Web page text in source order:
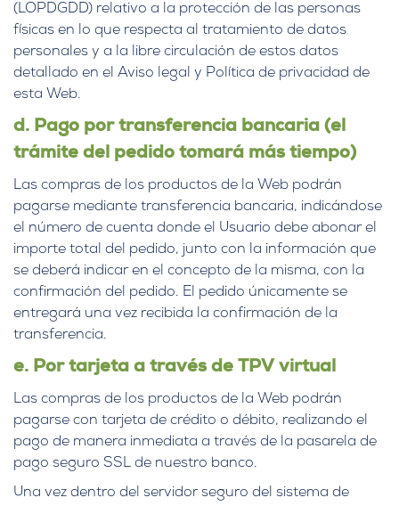
(LOPDGDD) relativo a la protección de las personas
físicas en lo que respecta al tratamiento de datos
personales y a la libre circulación de estos datos
detallado en el Aviso legal y Política de privacidad de
esta Web.
d. Pago por transferencia bancaria (el
trámite del pedido tomará más tiempo)
Las compras de los productos de la Web podrán
pagarse mediante transferencia bancaria, indicándose
el número de cuenta donde el Usuario debe abonar el
importe total del pedido, junto con la información que
se deberá indicar en el concepto de la misma, con la
confirmación del pedido. El pedido únicamente se
entregará una vez recibida la confirmación de la
transferencia.
e. Por tarjeta a través de TPV virtual
Las compras de los productos de la Web podrán
pagarse con tarjeta de crédito o débito, realizando el
pago de manera inmediata a través de la pasarela de
pago seguro SSL de nuestro banco.
Una vez dentro del servidor seguro del sistema de